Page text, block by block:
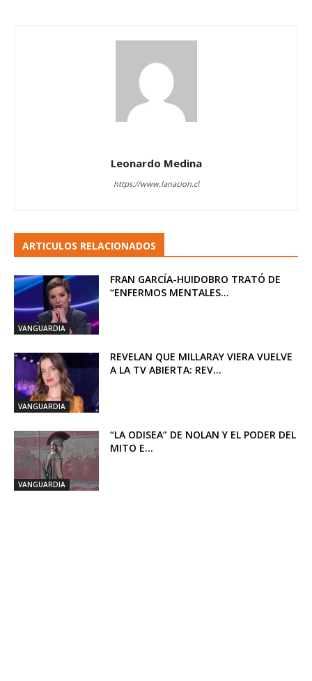
Leonardo Medina
https://www.lanacion.cl
ARTICULOS RELACIONADOS
VANGUARDIA
FRAN GARCÍA-HUIDOBRO TRATÓ DE
“ENFERMOS MENTALES...
VANGUARDIA
REVELAN QUE MILLARAY VIERA VUELVE
A LA TV ABIERTA: REV...
VANGUARDIA
“LA ODISEA” DE NOLAN Y EL PODER DEL
MITO E...